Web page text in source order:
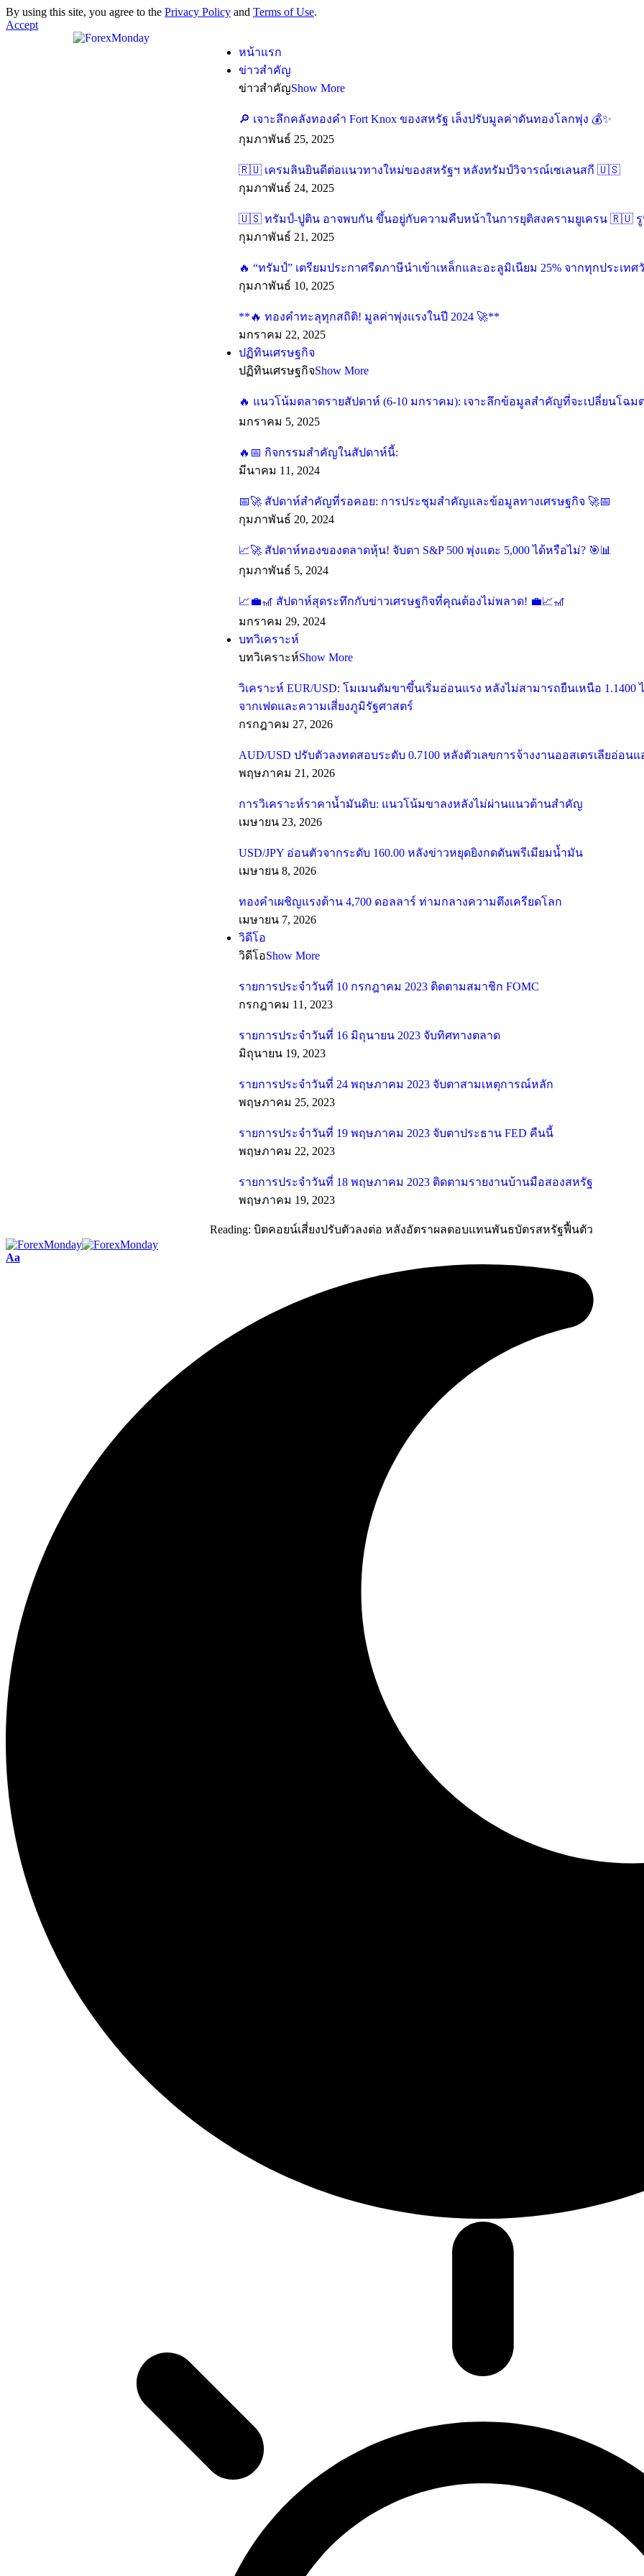
By using this site, you agree to the Privacy Policy and Terms of Use.
Accept
หน้าแรก
ข่าวสำคัญ
ข่าวสำคัญShow More
🔎 เจาะลึกคลังทองคำ Fort Knox ของสหรัฐ เล็งปรับมูลค่าดันทองโลกพุ่ง 💰✨
กุมภาพันธ์ 25, 2025
🇷🇺 เครมลินยินดีต่อแนวทางใหม่ของสหรัฐฯ หลังทรัมป์วิจารณ์เซเลนสกี 🇺🇸
กุมภาพันธ์ 24, 2025
🇺🇸 ทรัมป์-ปูติน อาจพบกัน ขึ้นอยู่กับความคืบหน้าในการยุติสงครามยูเครน 🇷🇺 รู
กุมภาพันธ์ 21, 2025
🔥 “ทรัมป์” เตรียมประกาศรีดภาษีนำเข้าเหล็กและอะลูมิเนียม 25% จากทุกประเท
กุมภาพันธ์ 10, 2025
**🔥 ทองคำทะลุทุกสถิติ! มูลค่าพุ่งแรงในปี 2024 🚀**
มกราคม 22, 2025
ปฏิทินเศรษฐกิจ
ปฏิทินเศรษฐกิจShow More
🔥 แนวโน้มตลาดรายสัปดาห์ (6-10 มกราคม): เจาะลึกข้อมูลสำคัญที่จะเปลี่ยนโฉม
มกราคม 5, 2025
🔥📅 กิจกรรมสำคัญในสัปดาห์นี้:
มีนาคม 11, 2024
📅🚀 สัปดาห์สำคัญที่รอคอย: การประชุมสำคัญและข้อมูลทางเศรษฐกิจ 🚀📅
กุมภาพันธ์ 20, 2024
📈🚀 สัปดาห์ทองของตลาดหุ้น! จับตา S&P 500 พุ่งแตะ 5,000 ได้หรือไม่? 🎯📊
กุมภาพันธ์ 5, 2024
📈💼🎢 สัปดาห์สุดระทึกกับข่าวเศรษฐกิจที่คุณต้องไม่พลาด! 💼📈🎢
มกราคม 29, 2024
บทวิเคราะห์
บทวิเคราะห์Show More
วิเคราะห์ EUR/USD: โมเมนตัมขาขึ้นเริ่มอ่อนแรง หลังไม่สามารถยืนเหนือ 1.1400
จากเฟดและความเสี่ยงภูมิรัฐศาสตร์
กรกฎาคม 27, 2026
AUD/USD ปรับตัวลงทดสอบระดับ 0.7100 หลังตัวเลขการจ้างงานออสเตรเลียอ่อน
พฤษภาคม 21, 2026
การวิเคราะห์ราคาน้ำมันดิบ: แนวโน้มขาลงหลังไม่ผ่านแนวต้านสำคัญ
เมษายน 23, 2026
USD/JPY อ่อนตัวจากระดับ 160.00 หลังข่าวหยุดยิงกดดันพรีเมียมน้ำมัน
เมษายน 8, 2026
ทองคำเผชิญแรงต้าน 4,700 ดอลลาร์ ท่ามกลางความตึงเครียดโลก
เมษายน 7, 2026
วิดีโอ
วิดีโอShow More
รายการประจำวันที่ 10 กรกฎาคม 2023 ติดตามสมาชิก FOMC
กรกฎาคม 11, 2023
รายการประจำวันที่ 16 มิถุนายน 2023 จับทิศทางตลาด
มิถุนายน 19, 2023
รายการประจำวันที่ 24 พฤษภาคม 2023 จับตาสามเหตุการณ์หลัก
พฤษภาคม 25, 2023
รายการประจำวันที่ 19 พฤษภาคม 2023 จับตาประธาน FED คืนนี้
พฤษภาคม 22, 2023
รายการประจำวันที่ 18 พฤษภาคม 2023 ติดตามรายงานบ้านมือสองสหรัฐ
พฤษภาคม 19, 2023
Reading: บิตคอยน์เสี่ยงปรับตัวลงต่อ หลังอัตราผลตอบแทนพันธบัตรสหรัฐฟื้นตัว
Aa